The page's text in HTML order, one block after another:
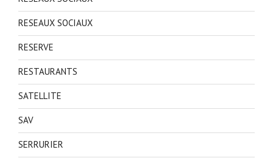
RESEAUX SOCIAUX
RESERVE
RESTAURANTS
SATELLITE
SAV
SERRURIER